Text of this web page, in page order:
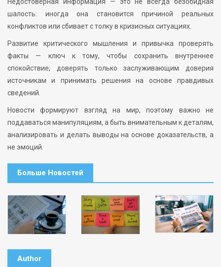
шалость: иногда она становится причиной реальных
конфликтов или сбивает с толку в кризисных ситуациях.
Развитие критического мышления и привычка проверять
факты — ключ к тому, чтобы сохранить внутреннее
спокойствие, доверять только заслуживающим доверия
источникам и принимать решения на основе правдивых
сведений.
Новости формируют взгляд на мир, поэтому важно не
поддаваться манипуляциям, а быть внимательным к деталям,
анализировать и делать выводы на основе доказательств, а
не эмоций.
Больше Новостей
Author